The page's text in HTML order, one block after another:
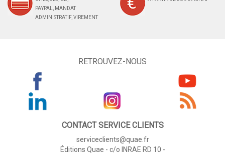
PAYPAL, MANDAT
ADMINISTRATIF, VIREMENT
RETROUVEZ-NOUS
CONTACT SERVICE CLIENTS
serviceclients@quae.fr
Éditions Quae - c/o INRAE RD 10 -